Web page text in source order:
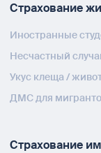
Страхование
Иностранные
Несчастный
Укус клеща /
ДМС для
Страхование